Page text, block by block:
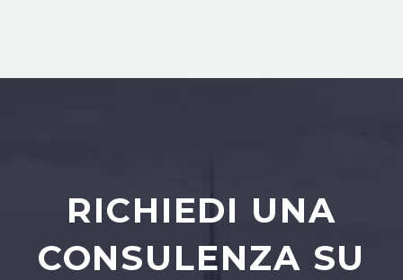
RICHIEDI UNA
CONSULENZA SU